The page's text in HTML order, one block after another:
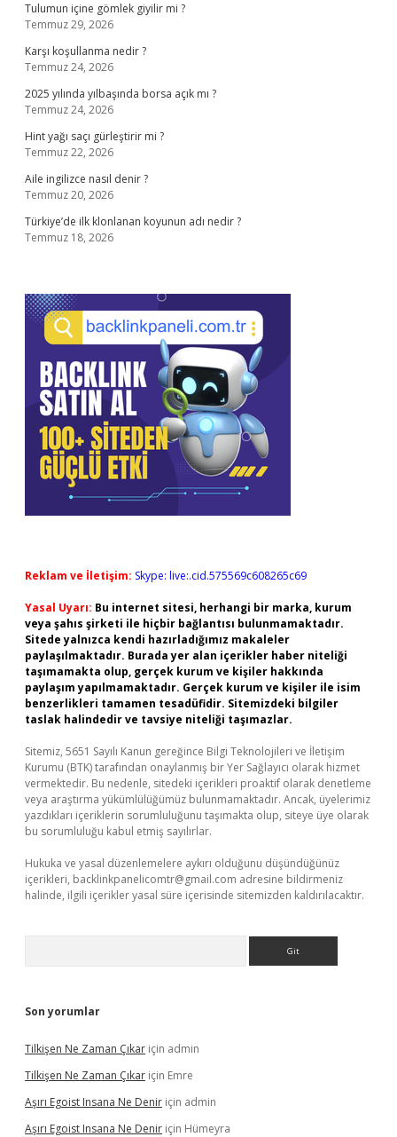
Tulumun içine gömlek giyilir mi ?
Temmuz 29, 2026
Karşı koşullanma nedir ?
Temmuz 24, 2026
2025 yılında yılbaşında borsa açık mı ?
Temmuz 24, 2026
Hint yağı saçı gürleştirir mi ?
Temmuz 22, 2026
Aile ingilizce nasıl denir ?
Temmuz 20, 2026
Türkiye’de ilk klonlanan koyunun adı nedir ?
Temmuz 18, 2026
Reklam ve İletişim: Skype: live:.cid.575569c608265c69
Yasal Uyarı: Bu internet sitesi, herhangi bir marka, kurum
veya şahıs şirketi ile hiçbir bağlantısı bulunmamaktadır.
Sitede yalnızca kendi hazırladığımız makaleler
paylaşılmaktadır. Burada yer alan içerikler haber niteliği
taşımamakta olup, gerçek kurum ve kişiler hakkında
paylaşım yapılmamaktadır. Gerçek kurum ve kişiler ile isim
benzerlikleri tamamen tesadüfidir. Sitemizdeki bilgiler
taslak halindedir ve tavsiye niteliği taşımazlar.
Sitemiz, 5651 Sayılı Kanun gereğince Bilgi Teknolojileri ve İletişim
Kurumu (BTK) tarafından onaylanmış bir Yer Sağlayıcı olarak hizmet
vermektedir. Bu nedenle, sitedeki içerikleri proaktif olarak denetleme
veya araştırma yükümlülüğümüz bulunmamaktadır. Ancak, üyelerimiz
yazdıkları içeriklerin sorumluluğunu taşımakta olup, siteye üye olarak
bu sorumluluğu kabul etmiş sayılırlar.
Hukuka ve yasal düzenlemelere aykırı olduğunu düşündüğünüz
içerikleri, backlinkpanelicomtr@gmail.com adresine bildirmeniz
halinde, ilgili içerikler yasal süre içerisinde sitemizden kaldırılacaktır.
Son yorumlar
Tilkişen Ne Zaman Çıkar için admin
Tilkişen Ne Zaman Çıkar için Emre
Aşırı Egoist Insana Ne Denir için admin
Aşırı Egoist Insana Ne Denir için Hümeyra